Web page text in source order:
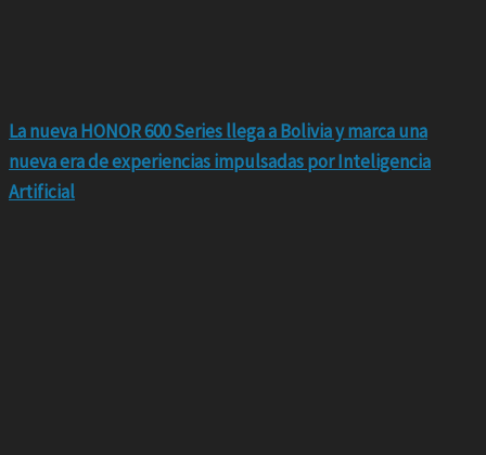
La nueva HONOR 600 Series llega a Bolivia y marca una
nueva era de experiencias impulsadas por Inteligencia
Artificial